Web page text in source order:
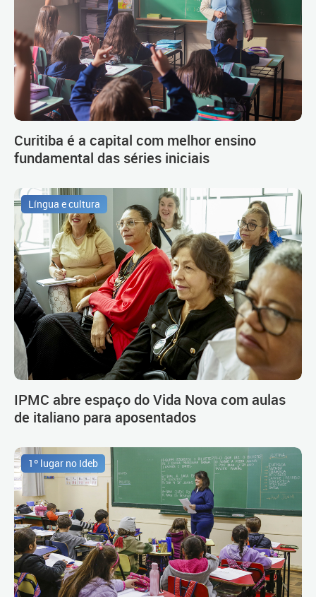
Curitiba é a capital com melhor ensino
fundamental das séries iniciais
Língua e cultura
IPMC abre espaço do Vida Nova com aulas
de italiano para aposentados
1º lugar no Ideb